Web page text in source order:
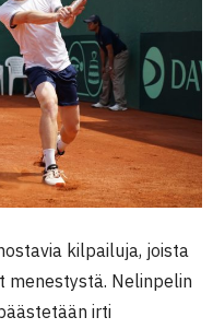
kilpailuja, joista
menestystä. Nelinpelin
irti